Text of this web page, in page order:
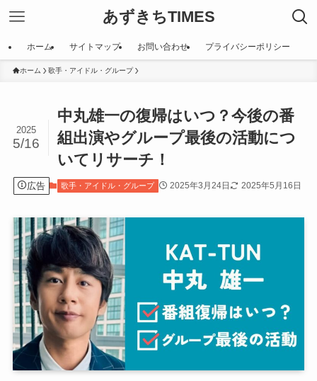
あずきちTIMES
ホーム サイトマップ お問い合わせ プライバシーポリシー
ホーム 歌手・アイドル・グループ
中丸雄一の復帰はいつ？今後の番
組出演やグループ最後の活動につ
いてリサーチ！
2025
5/16
広告 歌手・アイドル・グループ 2025年3月24日 2025年5月16日